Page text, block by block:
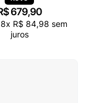
679,90
8x R$ 84,98 sem
juros